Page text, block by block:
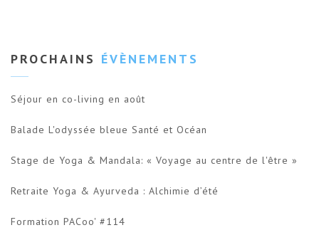
PROCHAINS ÉVÈNEMENTS
Séjour en co-living en août
Balade L'odyssée bleue Santé et Océan
Stage de Yoga & Mandala: « Voyage au centre de l'être »
Retraite Yoga & Ayurveda : Alchimie d’été
Formation PACoo' #114